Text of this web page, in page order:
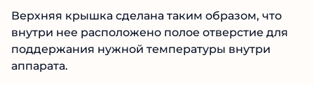
Верхняя крышка сделана таким образом, что
внутри нее расположено полое отверстие для
поддержания нужной температуры внутри
аппарата.